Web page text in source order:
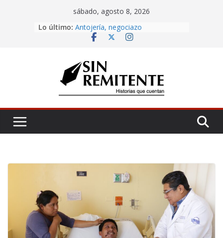
sábado, agosto 8, 2026
Lo último: Amor eterno
Antojería, negociazo
Misa de 12